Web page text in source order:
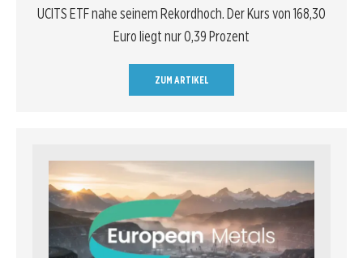
UCITS ETF nahe seinem Rekordhoch. Der Kurs von 168,30
Euro liegt nur 0,39 Prozent
ZUM ARTIKEL